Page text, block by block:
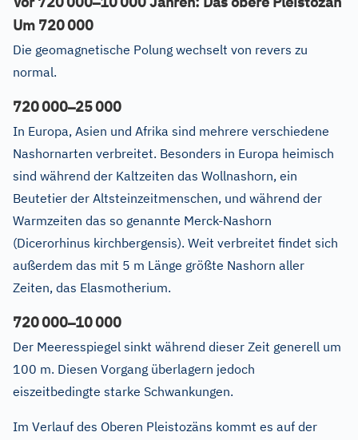
Um 720000
Die geomagnetische Polung wechselt von revers zu
normal.
720000–25000
In Europa, Asien und Afrika sind mehrere verschiedene
Nashornarten verbreitet. Besonders in Europa heimisch
sind während der Kaltzeiten das Wollnashorn, ein
Beutetier der Altsteinzeitmenschen, und während der
Warmzeiten das so genannte Merck-Nashorn
(Dicerorhinus kirchbergensis). Weit verbreitet findet sich
außerdem das mit 5 m Länge größte Nashorn aller
Zeiten, das Elasmotherium.
720000–10000
Der Meeresspiegel sinkt während dieser Zeit generell um
100 m. Diesen Vorgang überlagern jedoch
eiszeitbedingte starke Schwankungen.
Im Verlauf des Oberen Pleistozäns kommt es auf der